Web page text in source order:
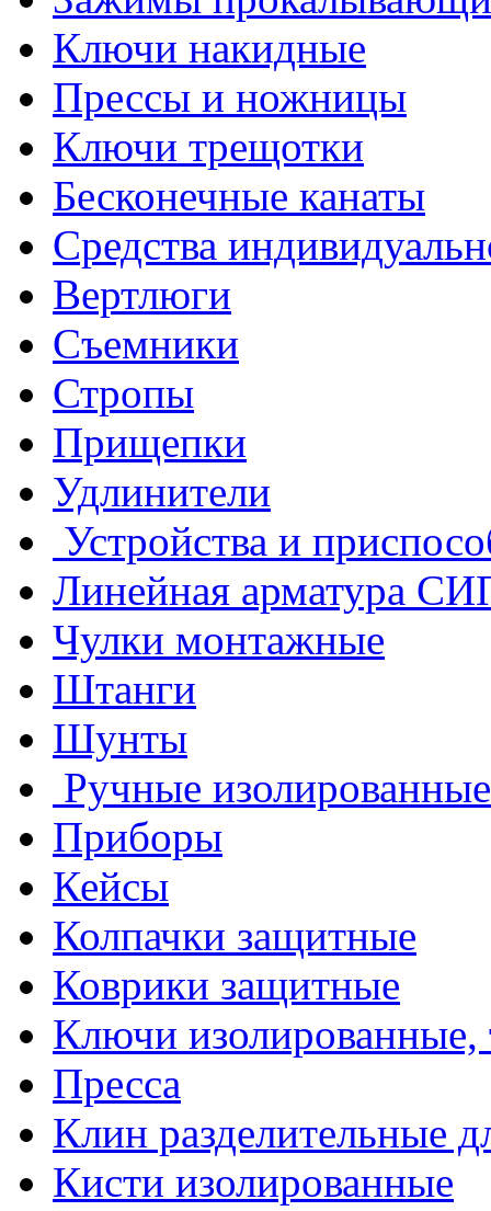
Ключи накидные
Прессы и ножницы
Ключи трещотки
Бесконечные канаты
Средства
Вертлюги
Съемники
Стропы
Прищепки
Удлинители
Устройства и
Линейная арматура
Чулки монтажные
Штанги
Шунты
Ручные
Приборы
Кейсы
Колпачки защитные
Коврики защитные
Ключи изолированные,
Пресса
Клин разделительные
Кисти изолированные